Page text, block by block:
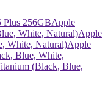
Plus 256GBApple
White, Natural)Apple
White, Natural)Apple
Blue, White,
(Black, Blue,